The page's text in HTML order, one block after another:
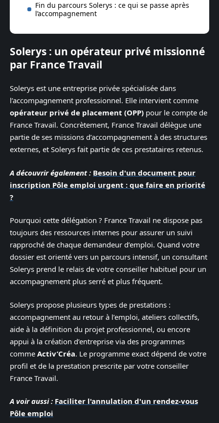
Fin du parcours Solerys : ce qui se passe après
l’accompagnement
Solerys : un opérateur privé missionné
par France Travail
Solerys est une entreprise privée spécialisée dans
l’accompagnement professionnel. Elle intervient comme
opérateur privé de placement (OPP) pour le compte de
France Travail. Concrètement, France Travail délègue une
partie de ses missions d’accompagnement à des structures
externes, et Solerys fait partie de ces prestataires retenus.
A découvrir également : Besoin d'un document pour
inscription Pôle emploi urgent : que faire en priorité
?
Pourquoi cette délégation ? France Travail ne dispose pas
toujours des ressources internes pour assurer un suivi
rapproché de chaque demandeur d’emploi. Quand votre
dossier est orienté vers un parcours intensif, un consultant
Solerys prend le relais de votre conseiller habituel pour un
accompagnement plus serré et plus fréquent.
Solerys propose plusieurs types de prestations :
accompagnement au retour à l’emploi, ateliers collectifs,
aide à la définition du projet professionnel, ou encore
appui à la création d’entreprise via des programmes
comme Activ’Créa. Le programme exact dépend de votre
profil et de la prestation prescrite par votre conseiller
France Travail.
A voir aussi : Faciliter l'annulation d'un rendez-vous
Pôle emploi